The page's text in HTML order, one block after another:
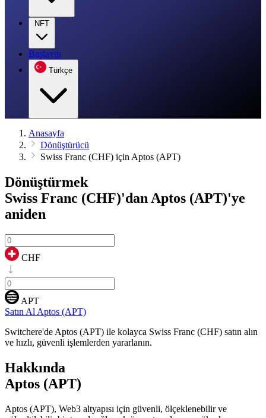
NFT
Başlayın
Türkçe
Anasayfa
Dönüştürücü
Swiss Franc (CHF) için Aptos (APT)
Dönüştürmek
Swiss Franc (CHF)'dan Aptos (APT)'ye
aniden
CHF
APT
Satın Al Aptos (APT)
Switchere'de Aptos (APT) ile kolayca Swiss Franc (CHF) satın alın
ve hızlı, güvenli işlemlerden yararlanın.
Hakkında
Aptos (APT)
Aptos (APT), Web3 altyapısı için güvenli, ölçeklenebilir ve